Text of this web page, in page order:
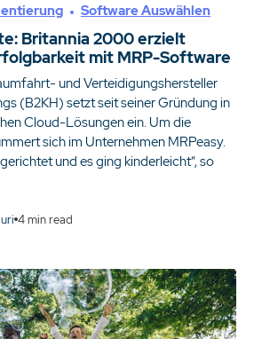
Software Auswählen
Britannia 2000 erzielt
mit MRP-Software
und Verteidigungshersteller
(B2KH) setzt seit seiner Gründung in
Cloud-Lösungen ein. Um die
sich im Unternehmen MRPeasy.
und es ging kinderleicht“, so
4min read